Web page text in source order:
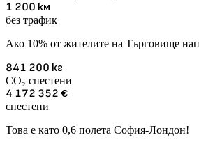
1 200 км
без трафик
Ако 10% от жителите на Търговище
841 200 кг
CO₂ спестени
4 172 352 €
спестени
Това е като 0,6 полета София-Лондон!